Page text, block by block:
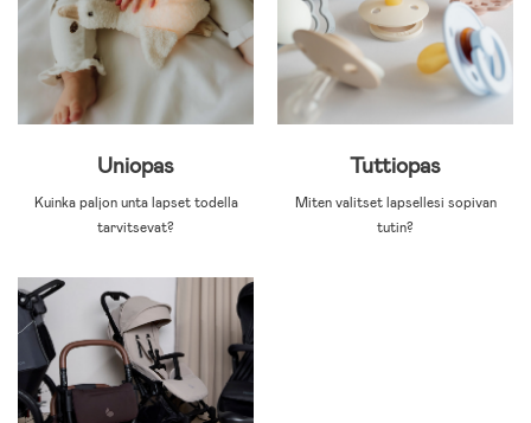
Uniopas
Kuinka paljon unta lapset todella
tarvitsevat?
Tuttiopas
Miten valitset lapsellesi sopivan
tutin?